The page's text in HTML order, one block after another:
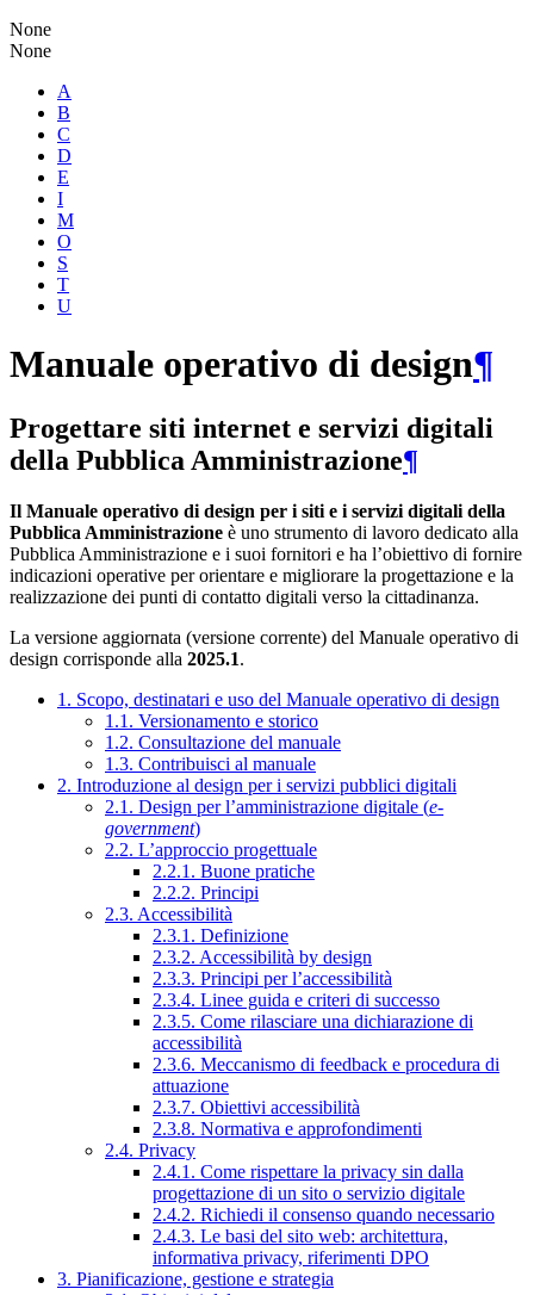
None
None
A
B
C
D
E
I
M
O
S
T
U
Manuale operativo di design¶
Progettare siti internet e servizi digitali
della Pubblica Amministrazione¶
Il Manuale operativo di design per i siti e i servizi digitali della
Pubblica Amministrazione è uno strumento di lavoro dedicato alla
Pubblica Amministrazione e i suoi fornitori e ha l’obiettivo di fornire
indicazioni operative per orientare e migliorare la progettazione e la
realizzazione dei punti di contatto digitali verso la cittadinanza.
La versione aggiornata (versione corrente) del Manuale operativo di
design corrisponde alla 2025.1.
1. Scopo, destinatari e uso del Manuale operativo di design
1.1. Versionamento e storico
1.2. Consultazione del manuale
1.3. Contribuisci al manuale
2. Introduzione al design per i servizi pubblici digitali
2.1. Design per l’amministrazione digitale (e-
government)
2.2. L’approccio progettuale
2.2.1. Buone pratiche
2.2.2. Principi
2.3. Accessibilità
2.3.1. Definizione
2.3.2. Accessibilità by design
2.3.3. Principi per l’accessibilità
2.3.4. Linee guida e criteri di successo
2.3.5. Come rilasciare una dichiarazione di
accessibilità
2.3.6. Meccanismo di feedback e procedura di
attuazione
2.3.7. Obiettivi accessibilità
2.3.8. Normativa e approfondimenti
2.4. Privacy
2.4.1. Come rispettare la privacy sin dalla
progettazione di un sito o servizio digitale
2.4.2. Richiedi il consenso quando necessario
2.4.3. Le basi del sito web: architettura,
informativa privacy, riferimenti DPO
3. Pianificazione, gestione e strategia